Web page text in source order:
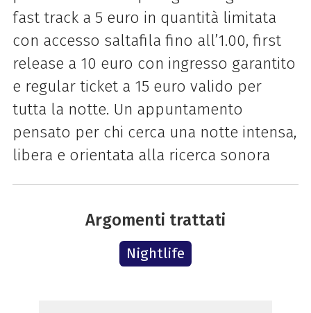
fast track a 5 euro in quantità limitata
con accesso saltafila fino all’1.00, first
release a 10 euro con ingresso garantito
e regular ticket a 15 euro valido per
tutta la notte. Un appuntamento
pensato per chi cerca una notte intensa,
libera e orientata alla ricerca sonora
Argomenti trattati
Nightlife